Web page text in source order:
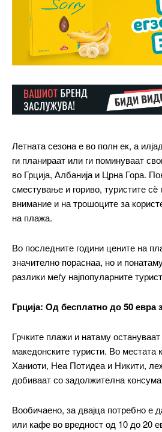
Летната сезона е во полн ек, а
ги планираат или ги поминуваат
во Грција, Албанија и Црна Гора.
сместување и гориво, туристите сè
внимание и на трошоците за
на плажа.
Во последните години цените на
значително пораснаа, но и
разлики меѓу најпопуларните
Грција: Од бесплатно до 50 евра
Грчките плажи и натаму
македонските туристи. Во местата
Ханиоти, Неа Потидеа и Никити,
добиваат со задолжителна
Вообичаено, за двајца потребно е
или кафе во вредност од 10 до 20